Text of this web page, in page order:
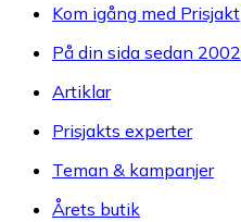
Kom igång med Prisjakt
På din sida sedan 2002
Artiklar
Prisjakts experter
Teman & kampanjer
Årets butik